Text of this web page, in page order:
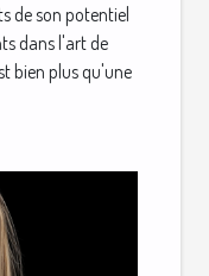
de son potentiel
dans l'art de
bien plus qu'une